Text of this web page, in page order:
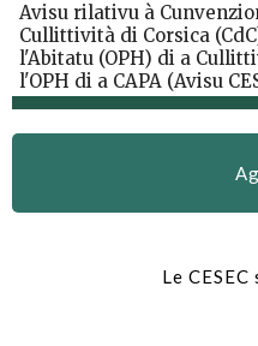
Avisu rilativu à
Cullittività di Corsica
l'Abitatu (OPH) di a
l'OPH di a CAPA (Avisu
Le